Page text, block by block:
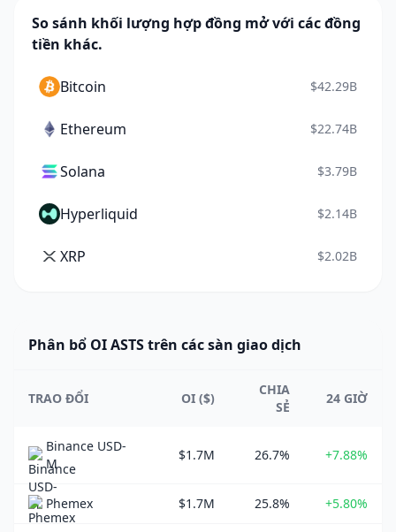
So sánh khối lượng hợp đồng mở với các đồng
tiền khác.
Bitcoin $42.29B
Ethereum $22.74B
Solana $3.79B
Hyperliquid $2.14B
XRP $2.02B
Phân bổ OI ASTS trên các sàn giao dịch
TRAO ĐỔI OI ($)
CHIA
SẺ
24 GIỜ
Binance USD-
M
$1.7M 26.7% +7.88%
Phemex $1.7M 25.8% +5.80%